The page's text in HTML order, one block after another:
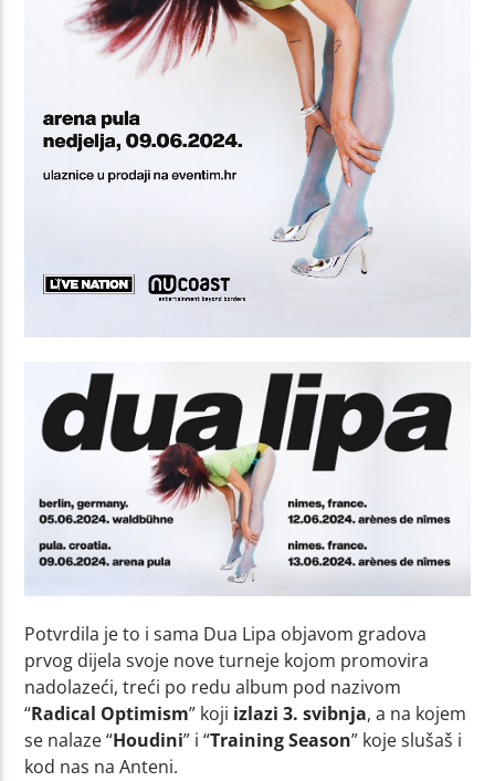
Potvrdila je to i sama Dua Lipa objavom gradova
prvog dijela svoje nove turneje kojom promovira
nadolazeći, treći po redu album pod nazivom
“Radical Optimism” koji izlazi 3. svibnja, a na kojem
se nalaze “Houdini” i “Training Season” koje slušaš i
kod nas na Anteni.